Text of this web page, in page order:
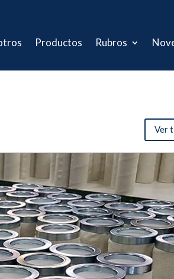
Productos Rubros
Ver